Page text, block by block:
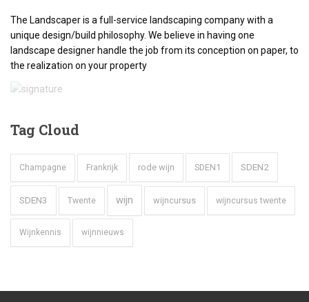
The Landscaper is a full-service landscaping company with a
unique design/build philosophy. We believe in having one
landscape designer handle the job from its conception on paper, to
the realization on your property
Tag Cloud
Champagne Frankrijk rode wijn SDEN1 SDEN2
SDEN3 Twente wijn wijncursus wijncursus twente
Wijnkennis wijnnieuws